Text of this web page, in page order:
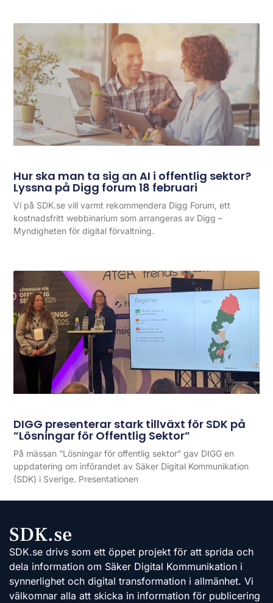
Hur ska man ta sig an AI i offentlig sektor?
Lyssna på Digg forum 18 februari
Vi på SDK.se vill varmt rekommendera Digg Forum, ett
kostnadsfritt webbinarium som arrangeras av Digg –
Myndigheten för digital förvaltning.
DIGG presenterar stark tillväxt för SDK på
”Lösningar för Offentlig Sektor”
På mässan ”Lösningar för offentlig sektor” gav DIGG en
uppdatering om införandet av Säker Digital Kommunikation
(SDK) i Sverige. Presentationen
SDK.se
SDK.se drivs som ett öppet projekt för att sprida och
dela information om Säker Digital Kommunikation i
synnerlighet och digital transformation i allmänhet. Vi
välkomnar alla att skicka in information för publicering